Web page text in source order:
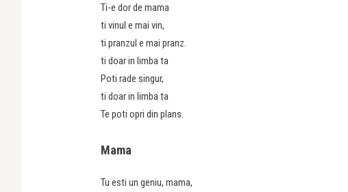
Ti-e dor de mama
ti vinul e mai vin,
ti pranzul e mai pranz.
ti doar in limba ta
Poti rade singur,
ti doar in limba ta
Te poti opri din plans.
Mama
Tu esti un geniu, mama,